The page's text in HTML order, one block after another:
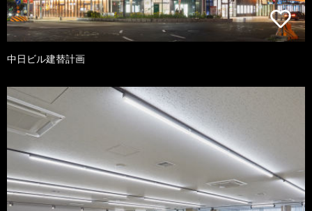
中日ビル建替計画